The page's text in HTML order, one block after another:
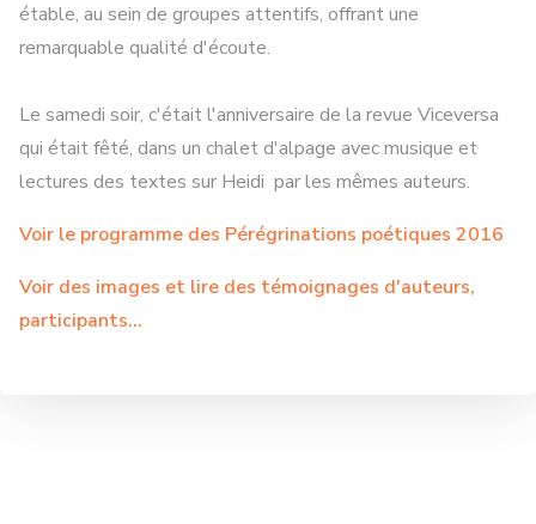
étable, au sein de groupes attentifs, offrant une
remarquable qualité d'écoute.
Le samedi soir, c'était l'anniversaire de la revue Viceversa
qui était fêté, dans un chalet d'alpage avec musique et
lectures des textes sur Heidi par les mêmes auteurs.
Voir le programme des Pérégrinations poétiques 2016
Voir des images et lire des témoignages d'auteurs,
participants…